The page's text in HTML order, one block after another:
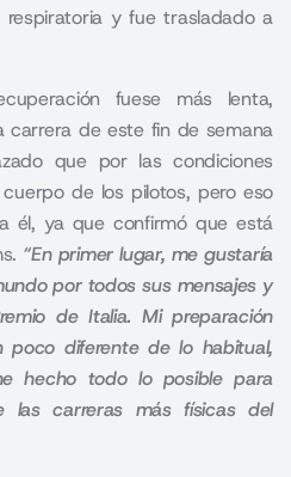
y fue trasladado a
fuese más lenta,
de este fin de semana
que por las condiciones
de los pilotos, pero eso
él, ya que confirmó que está
“En primer lugar, me gustaría
por todos sus mensajes y
de Italia. Mi preparación
diferente de lo habitual,
hecho todo lo posible para
las carreras más físicas del